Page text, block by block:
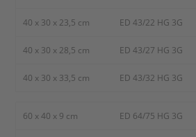
40 x 30 x 23,5 cm ED 43/22 HG 3G
40 x 30 x 28,5 cm ED 43/27 HG 3G
40 x 30 x 33,5 cm ED 43/32 HG 3G
60 x 40 x 9 cm ED 64/75 HG 3G